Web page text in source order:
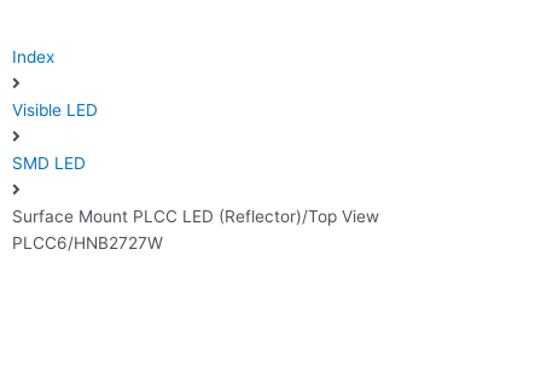
Index
Visible LED
SMD LED
Surface Mount PLCC LED (Reflector)/Top View
PLCC6/HNB2727W